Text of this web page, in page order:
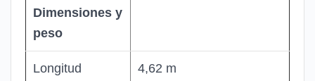
Dimensiones y
peso
Longitud 4,62 m